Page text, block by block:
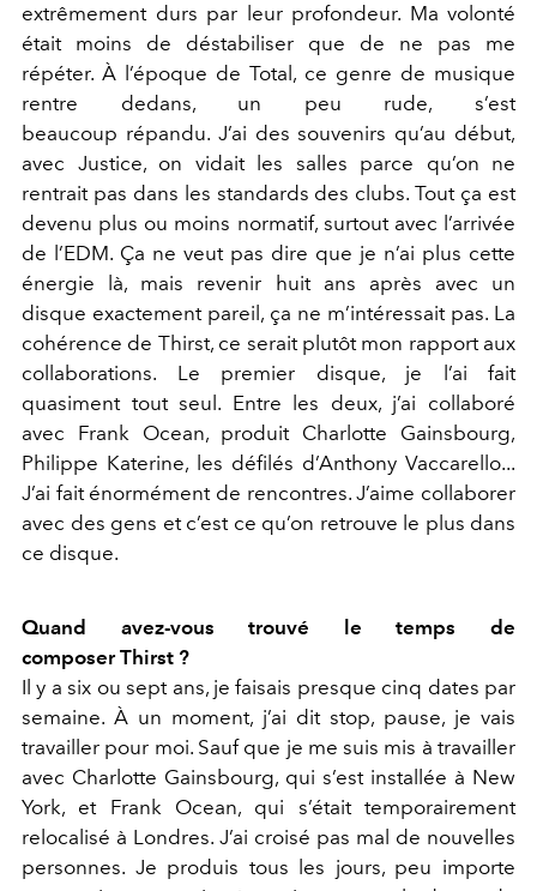
extrêmement durs par leur profondeur. Ma volonté
était moins de déstabiliser que de ne pas me
répéter. À l’époque de Total, ce genre de musique
rentre dedans, un peu rude, s’est
beaucoup répandu. J’ai des souvenirs qu’au début,
avec Justice, on vidait les salles parce qu’on ne
rentrait pas dans les standards des clubs. Tout ça est
devenu plus ou moins normatif, surtout avec l’arrivée
de l’EDM. Ça ne veut pas dire que je n’ai plus cette
énergie là, mais revenir huit ans après avec un
disque exactement pareil, ça ne m’intéressait pas. La
cohérence de Thirst, ce serait plutôt mon rapport aux
collaborations. Le premier disque, je l’ai fait
quasiment tout seul. Entre les deux, j’ai collaboré
avec Frank Ocean, produit Charlotte Gainsbourg,
Philippe Katerine, les défilés d’Anthony Vaccarello...
J’ai fait énormément de rencontres. J’aime collaborer
avec des gens et c’est ce qu’on retrouve le plus dans
ce disque.
Quand avez-vous trouvé le temps de
composer Thirst ?
Il y a six ou sept ans, je faisais presque cinq dates par
semaine. À un moment, j’ai dit stop, pause, je vais
travailler pour moi. Sauf que je me suis mis à travailler
avec Charlotte Gainsbourg, qui s’est installée à New
York, et Frank Ocean, qui s’était temporairement
relocalisé à Londres. J’ai croisé pas mal de nouvelles
personnes. Je produis tous les jours, peu importe